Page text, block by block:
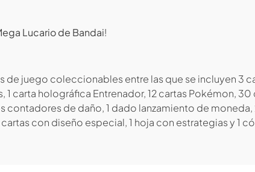
Lucario de Bandai!
de juego coleccionables entre las que se incluyen 3
1 carta holográfica Entrenador, 12 cartas Pokémon, 30
contadores de daño, 1 dado lanzamiento de
con diseño especial, 1 hoja con estrategias y 1